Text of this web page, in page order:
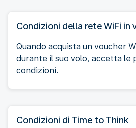
Condizioni della rete WiFi in
Quando acquista un voucher
durante il suo volo, accetta le
condizioni.
Condizioni di Time to Think